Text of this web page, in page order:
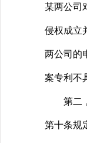
某两公司
侵权成立
两公司的
案专利不
第二，
第十条规